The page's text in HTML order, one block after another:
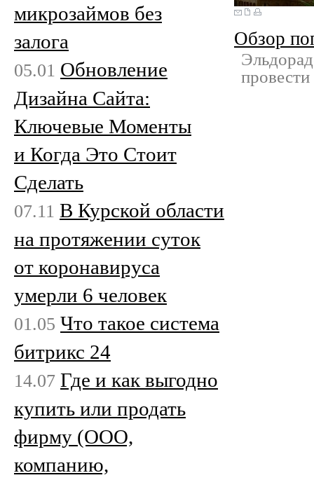
Обзор
микрозаймов без
залога
05.01 Обновление
Дизайна Сайта:
Ключевые Моменты
и Когда Это Стоит
Сделать
07.11 В Курской области
на протяжении суток
от коронавируса
умерли 6 человек
01.05 Что такое система
битрикс 24
14.07 Где и как выгодно
купить или продать
фирму (ООО,
компанию,